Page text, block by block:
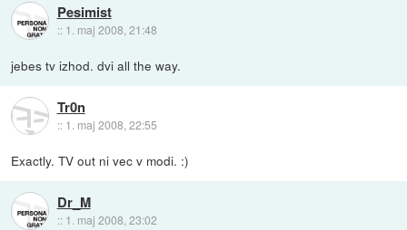
Pesimist
:: 1. maj 2008, 21:48
jebes tv izhod. dvi all the way.
Tr0n
:: 1. maj 2008, 22:55
Exactly. TV out ni vec v modi. :)
Dr_M
:: 1. maj 2008, 23:02